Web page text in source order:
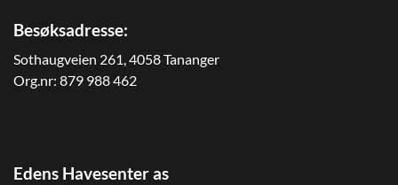
Besøksadresse:
Sothaugveien 261, 4058 Tananger
Org.nr: 879 988 462
Edens Havesenter as